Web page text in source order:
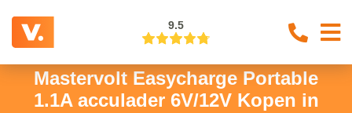
9.5
Mastervolt Easycharge Portable
1.1A acculader 6V/12V Kopen in